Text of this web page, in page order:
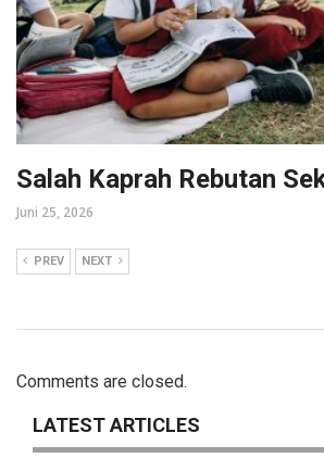
Salah Kaprah Rebutan
Juni 25, 2026
PREV NEXT
Comments are closed.
LATEST ARTICLES